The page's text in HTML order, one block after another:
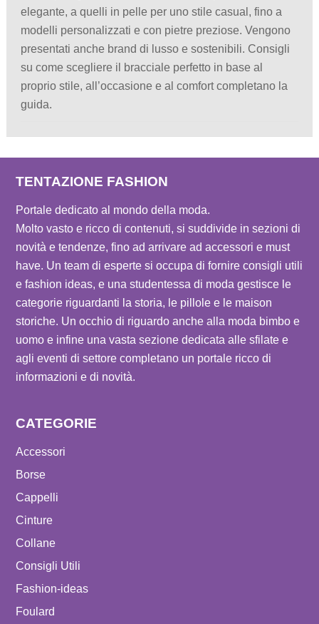
elegante, a quelli in pelle per uno stile casual, fino a
modelli personalizzati e con pietre preziose. Vengono
presentati anche brand di lusso e sostenibili. Consigli
su come scegliere il bracciale perfetto in base al
proprio stile, all’occasione e al comfort completano la
guida.
TENTAZIONE FASHION
Portale dedicato al mondo della moda.
Molto vasto e ricco di contenuti, si suddivide in sezioni di
novità e tendenze, fino ad arrivare ad accessori e must
have. Un team di esperte si occupa di fornire consigli utili
e fashion ideas, e una studentessa di moda gestisce le
categorie riguardanti la storia, le pillole e le maison
storiche. Un occhio di riguardo anche alla moda bimbo e
uomo e infine una vasta sezione dedicata alle sfilate e
agli eventi di settore completano un portale ricco di
informazioni e di novità.
CATEGORIE
Accessori
Borse
Cappelli
Cinture
Collane
Consigli Utili
Fashion-ideas
Foulard